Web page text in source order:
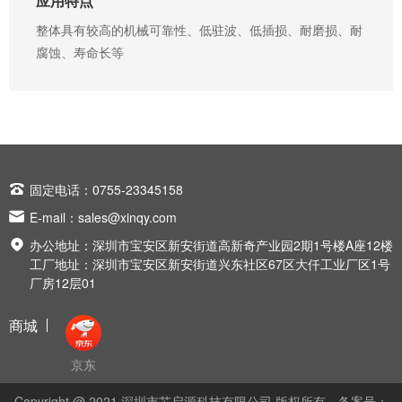
整体具有较高的机械可靠性、低驻波、低插损、耐磨损、耐
腐蚀、寿命长等
 固定电话：0755-23345158
 E-mail： sales@xinqy.com
 办公地址：深圳市宝安区新安街道高新奇产业园2期1号楼A座12楼
工厂地址：深圳市宝安区新安街道兴东社区67区大仟工业厂区1号
厂房12层01
商城
京东